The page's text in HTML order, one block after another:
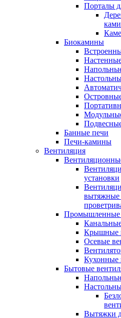
Порталы
Биокамины
Банные печи
Печи-камины
Вентиляция
установки
вытяжные
Промышленные
Крышные
Осевые
Кухонные
Бытовые
Вытяжки